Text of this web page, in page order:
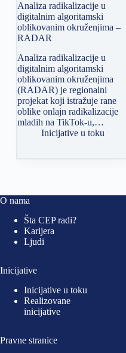
Analiza radikalizacije u
digitalnim algoritamski
oblikovanim okruženjima –
RADAR
Analiza radikalizacije u
digitalnim algoritamski
oblikovanim okruženjima
(RADAR) je regionalni
projekat koji istražuje rane
oblike onlajn radikalizacije
mladih na TikTok-u,…
Inicijative u toku
O nama
Šta CEP radi?
Karijera
Ljudi
Inicijative
Inicijative u toku
Realizovane
inicijative
Pravne stranice